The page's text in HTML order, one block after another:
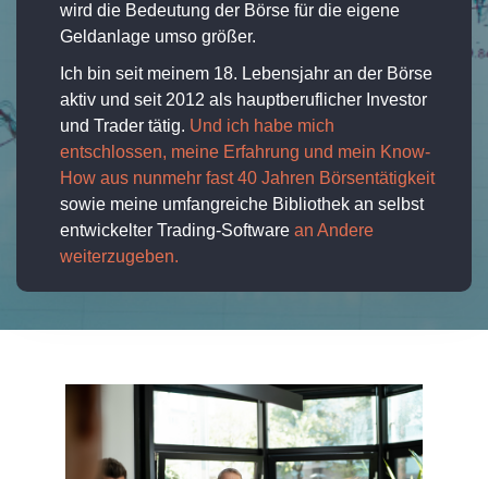
wird die Bedeutung der Börse für die eigene
Geldanlage umso größer.
Ich bin seit meinem 18. Lebensjahr an der Börse
aktiv und seit 2012 als hauptberuflicher Investor
und Trader tätig. Und ich habe mich
entschlossen, meine Erfahrung und mein Know-
How aus nunmehr fast 40 Jahren Börsentätigkeit
sowie meine umfangreiche Bibliothek an selbst
entwickelter Trading-Software an Andere
weiterzugeben.